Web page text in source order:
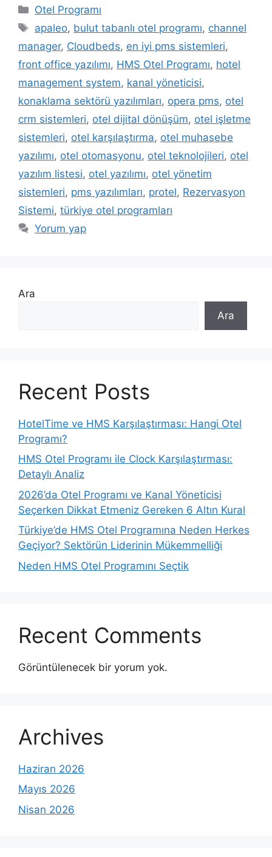
Kategoriler
Otel Programı
Etiketler
apaleo, bulut tabanlı otel programı, channel
manager, Cloudbeds, en iyi pms sistemleri,
front office yazılımı, HMS Otel Programı, hotel
management system, kanal yöneticisi,
konaklama sektörü yazılımları, opera pms, otel
crm sistemleri, otel dijital dönüşüm, otel işletme
sistemleri, otel karşılaştırma, otel muhasebe
yazılımı, otel otomasyonu, otel teknolojileri, otel
yazılım listesi, otel yazılımı, otel yönetim
sistemleri, pms yazılımları, protel, Rezervasyon
Sistemi, türkiye otel programları
Yorum yap
Ara
Ara
Recent Posts
HotelTime ve HMS Karşılaştırması: Hangi Otel
Programı?
HMS Otel Programı ile Clock Karşılaştırması:
Detaylı Analiz
2026’da Otel Programı ve Kanal Yöneticisi
Seçerken Dikkat Etmeniz Gereken 6 Altın Kural
Türkiye’de HMS Otel Programına Neden Herkes
Geçiyor? Sektörün Liderinin Mükemmelliği
Neden HMS Otel Programını Seçtik
Recent Comments
Görüntülenecek bir yorum yok.
Archives
Haziran 2026
Mayıs 2026
Nisan 2026